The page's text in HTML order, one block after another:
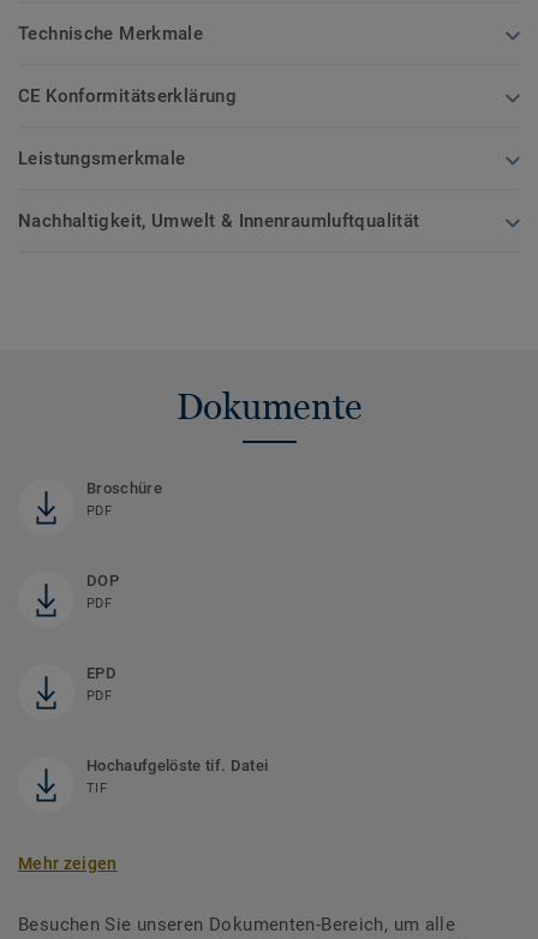
Technische Merkmale
CE Konformitätserklärung
Leistungsmerkmale
Nachhaltigkeit, Umwelt & Innenraumluftqualität
Dokumente
Broschüre
PDF
DOP
PDF
EPD
PDF
Hochaufgelöste tif. Datei
TIF
Mehr zeigen
Besuchen Sie unseren Dokumenten-Bereich, um alle